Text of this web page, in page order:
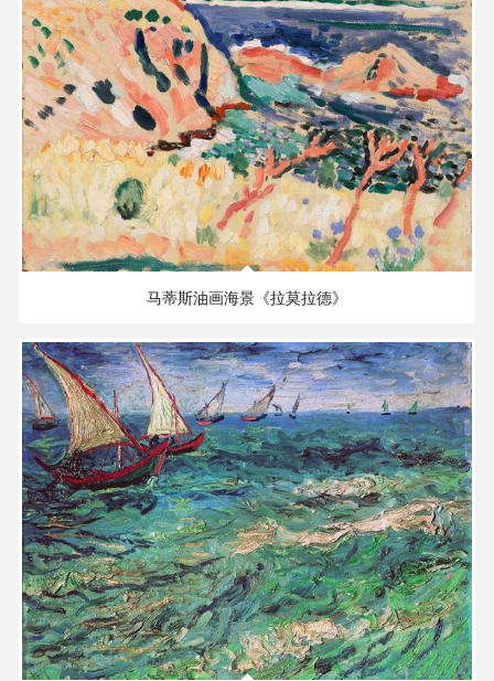
马蒂斯油画海景《拉莫拉德》
91.39 MB 6818×5746 PX
2.42 MB 2000×1240 PX
画
|
国
画
家
高
清
油
油
画
家
高
清
版
画
水
彩
画